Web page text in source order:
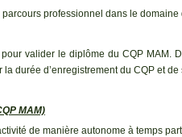
professionnel dans le
valider le diplôme du CQP MAM.
durée d’enregistrement du CQP et
MAM)
de manière autonome à temps